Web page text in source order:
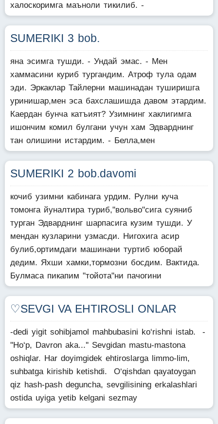
халоскоримга маъноли тикилиб. -
SUMERIKI 3 bob.
яна эсимга тушди. - Ундай эмас. - Мен
хаммасини куриб тургандим. Атроф тула одам
эди. Эркаклар Тайлерни машинадан туширишга
уринишар,мен эса бахслашишда давом этардим.
Каердан бунча катъият? Узимнинг хаклигимга
ишончим комил булгани учун хам Эдварднинг
тан олишини истардим. - Белла,мен
SUMERIKI 2 bob.davomi
кочиб узимни кабинага урдим. Рулни куча
томонга йуналтира туриб,"вольво"сига суяниб
турган Эдварднинг шарпасига кузим тушди. У
мендан кузларини узмасди. Нигохига асир
булиб,ортимдаги машинани туртиб юборай
дедим. Яхши хамки,тормозни босдим. Вактида.
Булмаса пикапим "тойота"ни пачогини
♡SEVGI VA EHTIROSLI ONLAR
-dedi yigit sohibjamol mahbubasini ko‘rishni istab. -
''Ho‘p, Davron aka...'' Sevgidan mastu-mastona
oshiqlar. Har doyimgidek ehtiroslarga limmo-lim,
suhbatga kirishib ketishdi. O‘qishdan qayatoygan
qiz hash-pash deguncha, sevgilisining erkalashlari
ostida uyiga yetib kelgani sezmay